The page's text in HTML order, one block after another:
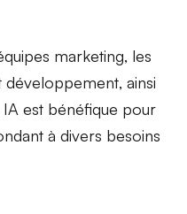
marketing, les
développement, ainsi
IA est bénéfique pour
à divers besoins